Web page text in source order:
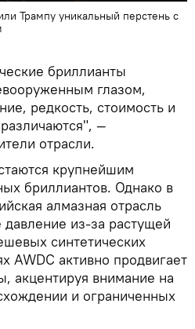
Трампу уникальный перстень с
бриллианты
глазом,
редкость, стоимость и
—
отрасли.
крупнейшим
бриллиантов. Однако в
алмазная отрасль
из-за растущей
синтетических
AWDC активно продвигает
акцентируя внимание на
и ограниченных